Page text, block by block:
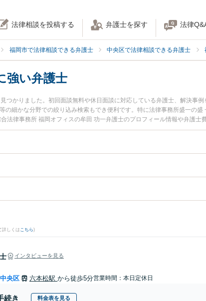
法律相談を投稿する 弁護士を探す 法律
福岡市で法律相談できる弁護士 中央区で法律相談できる弁護士
強い弁護士
つかりました。初回面談無料や休日面談に対応している弁護士、解決事
の細かな分野での絞り込み検索もでき便利です。特に法律事務所盛一の
法律事務所 福岡オフィスの牟田 功一弁護士のプロフィール情報や弁護士
すぐに弁護士に相談したい』『相続手続きのトラブル解決の実績豊富な
予約したい』などでお困りの相談者さんにおすすめです。
詳しくは こちら)
インタビューを見る
央区 六本松駅 から徒歩5分営業時間：本日定休日
続き 料金表を見る